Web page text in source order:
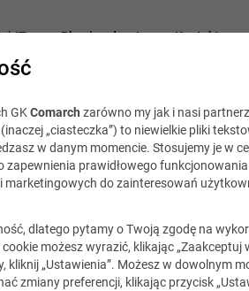
IT Blog i podcast Kontakt
GKComarch zarówno my jak i nasi
„ciasteczka”) to niewielkie pliki
w danym momencie. Stosujemy je w
zapewnienia prawidłowego
do zainteresowań
dlatego pytamy o Twoją zgodę na
możesz wyrazić, klikając „Zaakceptuj
kliknij „Ustawienia”. Możesz w dowolnym
zmiany preferencji, klikając przycisk